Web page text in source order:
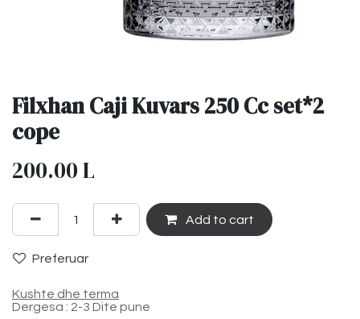
Filxhan Caji Kuvars 250 Cc set*2
cope
200.00L
Add to cart
Preferuar
Kushte dhe terma
Dergesa : 2-3 Dite pune